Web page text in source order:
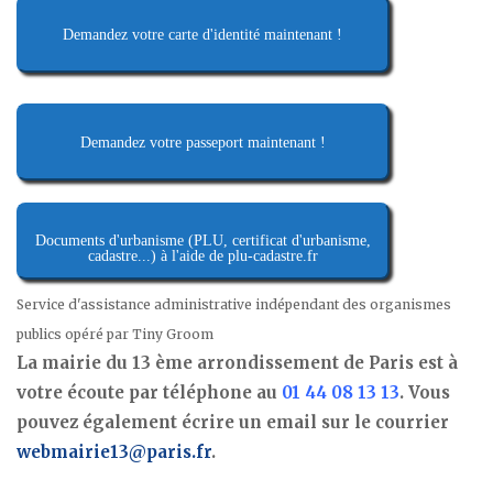
Demandez votre carte d'identité maintenant !
Demandez votre passeport maintenant !
Documents d'urbanisme (PLU, certificat d'urbanisme,
cadastre...) à l'aide de plu-cadastre.fr
Service d'assistance administrative indépendant des organismes
publics opéré par Tiny Groom
La mairie du 13 ème arrondissement de Paris est à
votre écoute par téléphone au 01 44 08 13 13. Vous
pouvez également écrire un email sur le courrier
webmairie13@paris.fr.